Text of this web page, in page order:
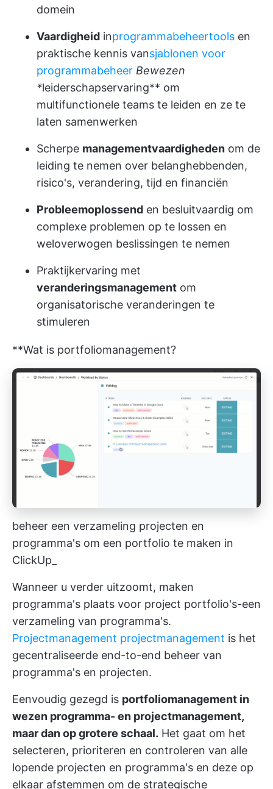
domein
Vaardigheid inprogrammabeheertools en
praktische kennis vansjablonen voor
programmabeheer Bewezen
*leiderschapservaring** om
multifunctionele teams te leiden en ze te
laten samenwerken
Scherpe managementvaardigheden om de
leiding te nemen over belanghebbenden,
risico's, verandering, tijd en financiën
Probleemoplossend en besluitvaardig om
complexe problemen op te lossen en
weloverwogen beslissingen te nemen
Praktijkervaring met
veranderingsmanagement om
organisatorische veranderingen te
stimuleren
**Wat is portfoliomanagement?
beheer een verzameling projecten en
programma's om een portfolio te maken in
ClickUp_
Wanneer u verder uitzoomt, maken
programma's plaats voor project portfolio's-een
verzameling van programma's.
Projectmanagement projectmanagement is het
gecentraliseerde end-to-end beheer van
programma's en projecten.
Eenvoudig gezegd is portfoliomanagement in
wezen programma- en projectmanagement,
maar dan op grotere schaal. Het gaat om het
selecteren, prioriteren en controleren van alle
lopende projecten en programma's en deze op
elkaar afstemmen om de strategische